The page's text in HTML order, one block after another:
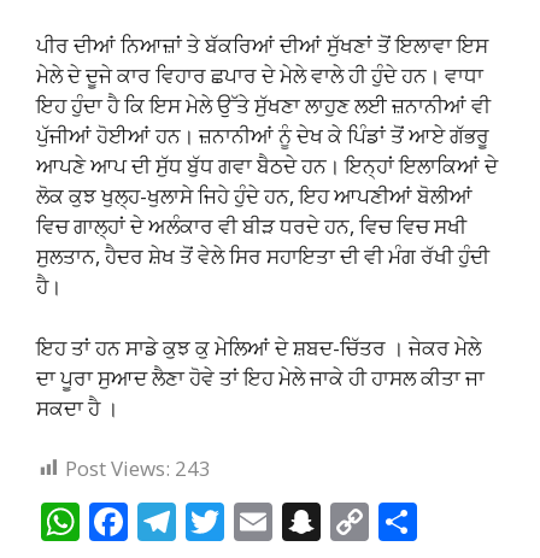
ਪੀਰ ਦੀਆਂ ਨਿਆਜ਼ਾਂ ਤੇ ਬੱਕਰਿਆਂ ਦੀਆਂ ਸੁੱਖਣਾਂ ਤੋਂ ਇਲਾਵਾ ਇਸ
ਮੇਲੇ ਦੇ ਦੂਜੇ ਕਾਰ ਵਿਹਾਰ ਛਪਾਰ ਦੇ ਮੇਲੇ ਵਾਲੇ ਹੀ ਹੁੰਦੇ ਹਨ। ਵਾਧਾ
ਇਹ ਹੁੰਦਾ ਹੈ ਕਿ ਇਸ ਮੇਲੇ ਉੱਤੇ ਸੁੱਖਣਾ ਲਾਹੁਣ ਲਈ ਜ਼ਨਾਨੀਆਂ ਵੀ
ਪੁੱਜੀਆਂ ਹੋਈਆਂ ਹਨ। ਜ਼ਨਾਨੀਆਂ ਨੂੰ ਦੇਖ ਕੇ ਪਿੰਡਾਂ ਤੋਂ ਆਏ ਗੱਭਰੂ
ਆਪਣੇ ਆਪ ਦੀ ਸੁੱਧ ਬੁੱਧ ਗਵਾ ਬੈਠਦੇ ਹਨ। ਇਨ੍ਹਾਂ ਇਲਾਕਿਆਂ ਦੇ
ਲੋਕ ਕੁਝ ਖੁਲ੍ਹ-ਖੁਲਾਸੇ ਜਿਹੇ ਹੁੰਦੇ ਹਨ, ਇਹ ਆਪਣੀਆਂ ਬੋਲੀਆਂ
ਵਿਚ ਗਾਲ੍ਹਾਂ ਦੇ ਅਲੰਕਾਰ ਵੀ ਬੀੜ ਧਰਦੇ ਹਨ, ਵਿਚ ਵਿਚ ਸਖੀ
ਸੁਲਤਾਨ, ਹੈਦਰ ਸ਼ੇਖ ਤੋਂ ਵੇਲੇ ਸਿਰ ਸਹਾਇਤਾ ਦੀ ਵੀ ਮੰਗ ਰੱਖੀ ਹੁੰਦੀ
ਹੈ।
ਇਹ ਤਾਂ ਹਨ ਸਾਡੇ ਕੁਝ ਕੁ ਮੇਲਿਆਂ ਦੇ ਸ਼ਬਦ-ਚਿੱਤਰ । ਜੇਕਰ ਮੇਲੇ
ਦਾ ਪੂਰਾ ਸੁਆਦ ਲੈਣਾ ਹੋਵੇ ਤਾਂ ਇਹ ਮੇਲੇ ਜਾਕੇ ਹੀ ਹਾਸਲ ਕੀਤਾ ਜਾ
ਸਕਦਾ ਹੈ ।
Post Views: 243
W F T T E S C